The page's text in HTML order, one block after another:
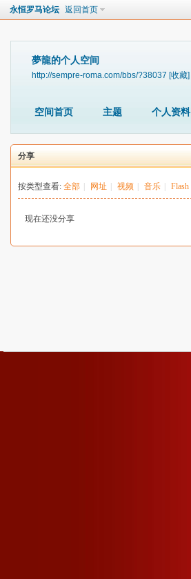
永恒罗马论坛 返回首页
夢龍的个人空间
http://sempre-roma.com/bbs/?38037 [收藏]
空间首页 主题 个人资料
分享
按类型查看: 全部 网址 视频 音乐 Flash
现在还没分享